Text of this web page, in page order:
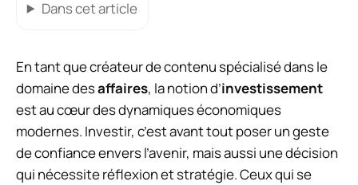
Dans cet article
En tant que créateur de contenu spécialisé dans le
domaine desaffaires, la notion d’investissement
est au cœur des dynamiques économiques
modernes. Investir, c’est avant tout poser un geste
de confiance envers l’avenir, mais aussi une décision
qui nécessite réflexion et stratégie. Ceux qui se